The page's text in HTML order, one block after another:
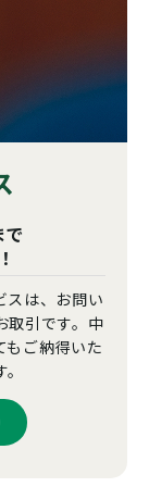
スは、お問い
取引です。中
もご納得いた